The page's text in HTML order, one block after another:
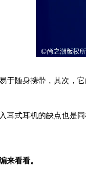
随身携带，其次，它
式耳机的缺点也是同
看看。